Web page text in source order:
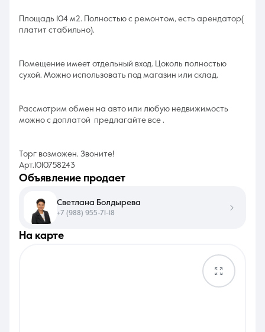
Площадь 104 м2. Полностью с ремонтом, есть арендатор(
платит стабильно).
Помещение имеет отдельный вход. Цоколь полностью
сухой. Можно использовать под магазин или склад.
Рассмотрим обмен на авто или любую недвижимость
можно с доплатой предлагайте все .
Торг возможен. Звоните!
Арт.1010758243
на карте
объявление продает
Светлана Болдырева
+7 (988) 955-71-18